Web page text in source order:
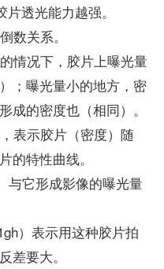
透光能力越强。
关系。
况下，胶片上曝光量
；曝光量小的地方，密
成的密度也（相同）。
表示胶片（密度）随
的特性曲线。
它形成影像的曝光量
表示用这种胶片拍
差要大。